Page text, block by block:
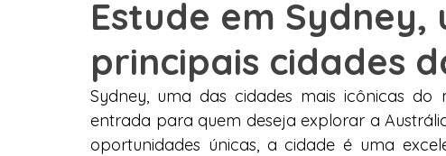
Graduação Austrália Estados Unidos Estudo e
Depoimento Grupos College
Estude em Sydney,
principais cidades
Sydney, uma das cidades mais icônicas
entrada para quem deseja explorar a
oportunidades únicas, a cidade é uma